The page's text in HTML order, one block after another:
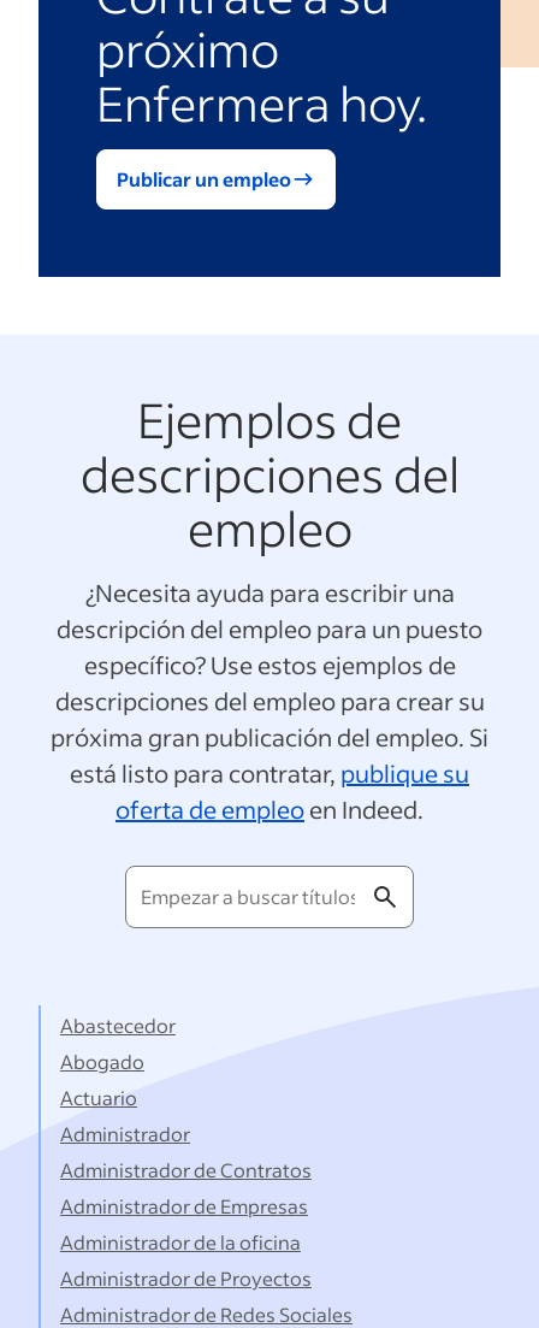
próximo
Enfermera hoy.
Publicar un empleo
Ejemplos de
descripciones del
empleo
¿Necesita ayuda para escribir una
descripción del empleo para un puesto
específico? Use estos ejemplos de
descripciones del empleo para crear su
próxima gran publicación del empleo. Si
está listo para contratar, publique su
oferta de empleoen Indeed.
Empezar
a
Abastecedor
Abogado
Actuario
Administrador
Administrador de Contratos
Administrador de Empresas
Administrador de la oficina
Administrador de Proyectos
Administrador de Redes Sociales